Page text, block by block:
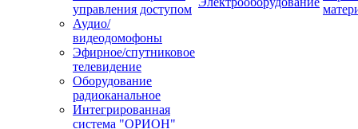
управления доступом
Аудио/
видеодомофоны
Эфирное/спутниковое
телевидение
Оборудование
радиоканальное
Интегрированная
система "ОРИОН"